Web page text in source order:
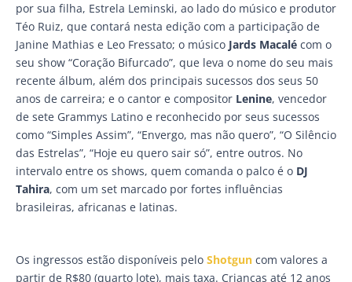
por sua filha, Estrela Leminski, ao lado do músico e produtor
Téo Ruiz, que contará nesta edição com a participação de
Janine Mathias e Leo Fressato; o músico Jards Macalé com o
seu show “Coração Bifurcado”, que leva o nome do seu mais
recente álbum, além dos principais sucessos dos seus 50
anos de carreira; e o cantor e compositor Lenine, vencedor
de sete Grammys Latino e reconhecido por seus sucessos
como “Simples Assim”, “Envergo, mas não quero”, “O Silêncio
das Estrelas”, “Hoje eu quero sair só”, entre outros. No
intervalo entre os shows, quem comanda o palco é o DJ
Tahira, com um set marcado por fortes influências
brasileiras, africanas e latinas.
Os ingressos estão disponíveis pelo Shotgun com valores a
partir de R$80 (quarto lote), mais taxa. Crianças até 12 anos